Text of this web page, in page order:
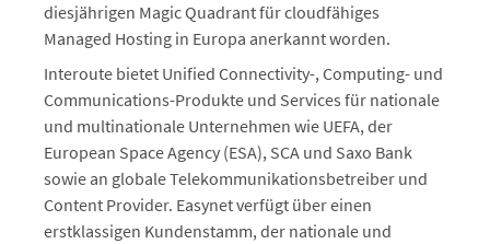
diesjährigen Magic Quadrant für cloudfähiges
Managed Hosting in Europa anerkannt worden.
Interoute bietet Unified Connectivity-, Computing- und
Communications-Produkte und Services für nationale
und multinationale Unternehmen wie UEFA, der
European Space Agency (ESA), SCA und Saxo Bank
sowie an globale Telekommunikationsbetreiber und
Content Provider. Easynet verfügt über einen
erstklassigen Kundenstamm, der nationale und